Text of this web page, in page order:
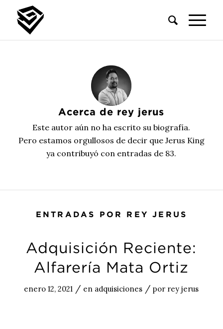
Acerca de rey jerus
Este autor aún no ha escrito su biografía.
Pero estamos orgullosos de decir que Jerus King
ya contribuyó con entradas de 83.
ENTRADAS POR REY JERUS
Adquisición Reciente:
Alfarería Mata Ortiz
enero 12, 2021 / en adquisiciones / por rey jerus